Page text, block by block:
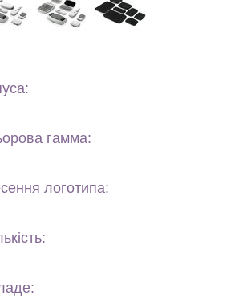
гамма:
логотипа: